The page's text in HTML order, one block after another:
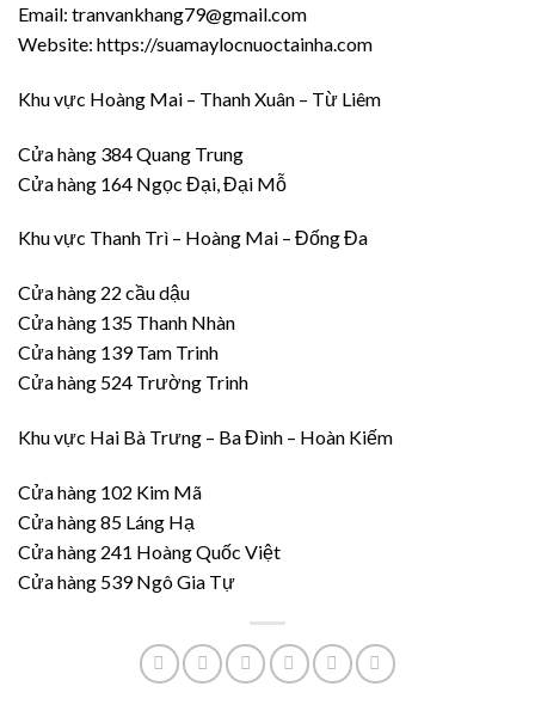
Email: tranvankhang79@gmail.com
Website: https://suamaylocnuoctainha.com
Khu vực Hoàng Mai – Thanh Xuân – Từ Liêm
Cửa hàng 384 Quang Trung
Cửa hàng 164 Ngọc Đại, Đại Mỗ
Khu vực Thanh Trì – Hoàng Mai – Đống Đa
Cửa hàng 22 cầu dậu
Cửa hàng 135 Thanh Nhàn
Cửa hàng 139 Tam Trinh
Cửa hàng 524 Trường Trinh
Khu vực Hai Bà Trưng – Ba Đình – Hoàn Kiếm
Cửa hàng 102 Kim Mã
Cửa hàng 85 Láng Hạ
Cửa hàng 241 Hoàng Quốc Việt
Cửa hàng 539 Ngô Gia Tự